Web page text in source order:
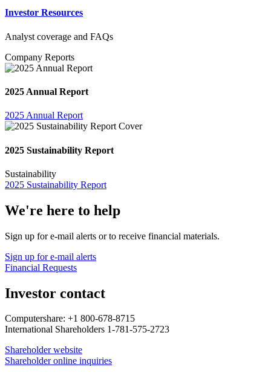
Investor Resources
Analyst coverage and FAQs
Company Reports
2025 Annual Report
2025 Annual Report
2025 Sustainability Report
Sustainability
2025 Sustainability Report
We're here to help
Sign up for e-mail alerts or to receive financial materials.
Sign up for e-mail alerts
Financial Requests
Investor contact
Computershare: +1 800-678-8715
International Shareholders 1-781-575-2723
Shareholder website
Shareholder online inquiries